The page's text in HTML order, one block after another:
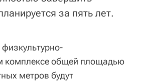
за пять лет.
комплексе общей площадью
метров будут